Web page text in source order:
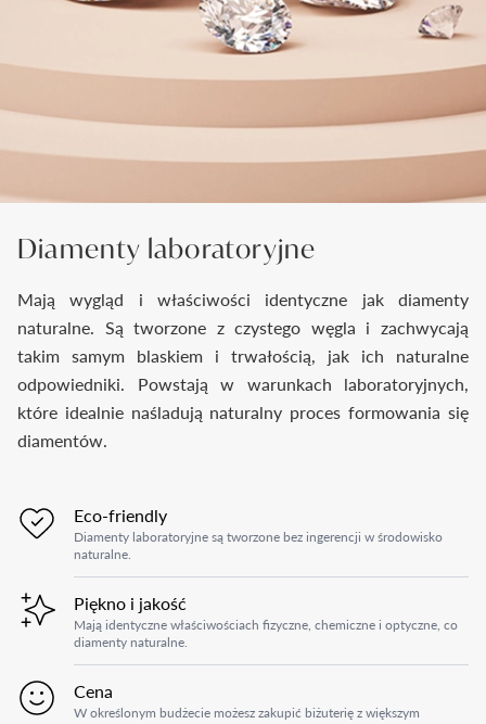
Diamenty laboratoryjne
Mają wygląd i właściwości identyczne jak diamenty
naturalne. Są tworzone z czystego węgla i zachwycają
takim samym blaskiem i trwałością, jak ich naturalne
odpowiedniki. Powstają w warunkach laboratoryjnych,
które idealnie naśladują naturalny proces formowania się
diamentów.
Eco-friendly
Diamenty laboratoryjne są tworzone bez ingerencji w środowisko
naturalne.
Piękno i jakość
Mają identyczne właściwościach fizyczne, chemiczne i optyczne, co
diamenty naturalne.
Cena
W określonym budżecie możesz zakupić biżuterię z większym